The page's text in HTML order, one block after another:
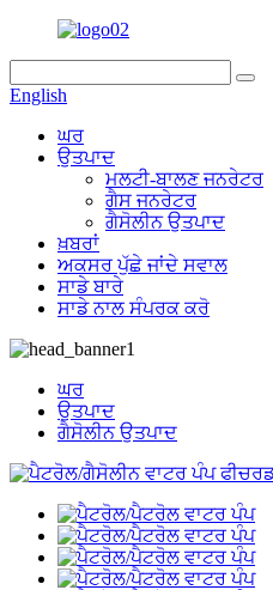
English
ਘਰ
ਉਤਪਾਦ
ਮਲਟੀ-ਬਾਲਣ ਜਨਰੇਟਰ
ਗੈਸ ਜਨਰੇਟਰ
ਗੈਸੋਲੀਨ ਉਤਪਾਦ
ਖ਼ਬਰਾਂ
ਅਕਸਰ ਪੁੱਛੇ ਜਾਂਦੇ ਸਵਾਲ
ਸਾਡੇ ਬਾਰੇ
ਸਾਡੇ ਨਾਲ ਸੰਪਰਕ ਕਰੋ
ਘਰ
ਉਤਪਾਦ
ਗੈਸੋਲੀਨ ਉਤਪਾਦ